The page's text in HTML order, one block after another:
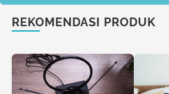
REKOMENDASI PRODUK